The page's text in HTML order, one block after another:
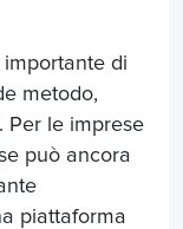
importante di
metodo,
Per le imprese
può ancora
piattaforma